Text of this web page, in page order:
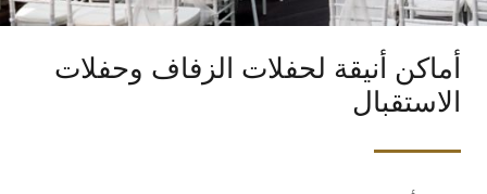
أماكن أنيقة لحفلات الزفاف وحفلات
الاستقبال